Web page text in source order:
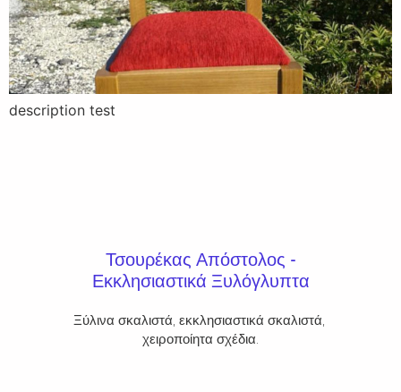
description test
Τσουρέκας Απόστολος -
Εκκλησιαστικά Ξυλόγλυπτα
Ξύλινα σκαλιστά, εκκλησιαστικά σκαλιστά,
χειροποίητα σχέδια.